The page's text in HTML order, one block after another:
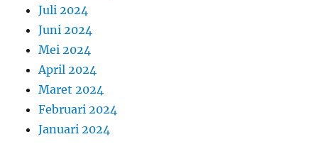
Juli 2024
Juni 2024
Mei 2024
April 2024
Maret 2024
Februari 2024
Januari 2024